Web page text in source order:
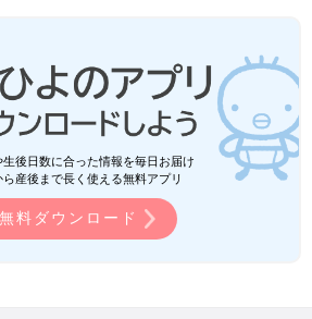
後日数に合った情報を毎日お届け
産後まで長く使える無料アプリ
無料ダウンロード